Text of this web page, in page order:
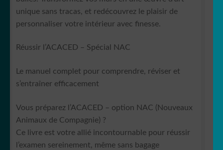
unique sans tracas, et redécouvrez le plaisir de
personnaliser votre intérieur avec finesse.
Réussir l’ACACED – Spécial NAC
Le manuel complet pour comprendre, réviser et
s’entraîner efficacement
Vous préparez l’ACACED – option NAC (Nouveaux
Animaux de Compagnie) ?
Ce livre est votre allié incontournable pour réussir
l’examen sereinement, même sans bagage